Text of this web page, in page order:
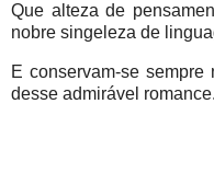
Que alteza de
nobre singeleza de
E conservam-se
desse admirável romance.